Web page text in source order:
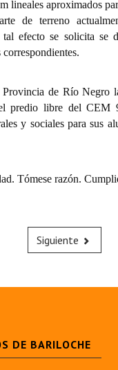
lineales aproximados
de terreno
efecto se solicita se
de Río Negro
predio libre del CEM
y sociales para sus
Tómese razón.
Siguiente
DE BARILOCHE